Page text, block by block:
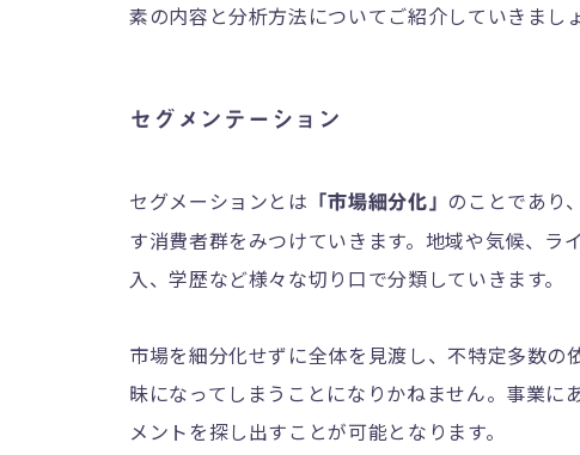
素の内容と分析方法についてご紹介していきましょ
セグメンテーション
セグメーションとは 「市場細分化」
のことであり
す消費者群をみつけていきます。地域や気候、
入、学歴など様々な切り口で分類していきます。
市場を細分化せずに全体を見渡し、不特定多数
昧になってしまうことになりかねません。事業
メントを探し出すことが可能となります。